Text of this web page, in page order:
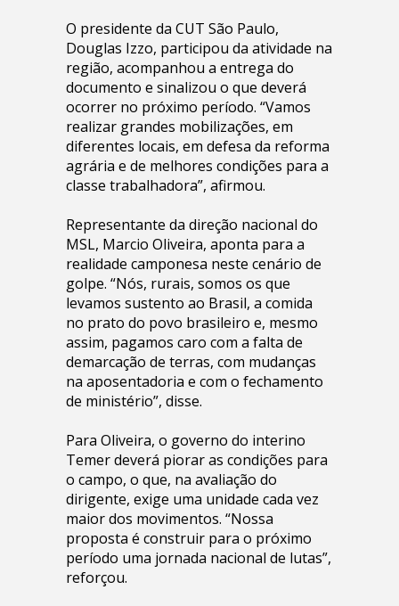
O presidente da CUT São Paulo,
Douglas Izzo, participou da atividade na
região, acompanhou a entrega do
documento e sinalizou o que deverá
ocorrer no próximo período. “Vamos
realizar grandes mobilizações, em
diferentes locais, em defesa da reforma
agrária e de melhores condições para a
classe trabalhadora”, afirmou.
Representante da direção nacional do
MSL, Marcio Oliveira, aponta para a
realidade camponesa neste cenário de
golpe. “Nós, rurais, somos os que
levamos sustento ao Brasil, a comida
no prato do povo brasileiro e, mesmo
assim, pagamos caro com a falta de
demarcação de terras, com mudanças
na aposentadoria e com o fechamento
de ministério”, disse.
Para Oliveira, o governo do interino
Temer deverá piorar as condições para
o campo, o que, na avaliação do
dirigente, exige uma unidade cada vez
maior dos movimentos. “Nossa
proposta é construir para o próximo
período uma jornada nacional de lutas”,
reforçou.